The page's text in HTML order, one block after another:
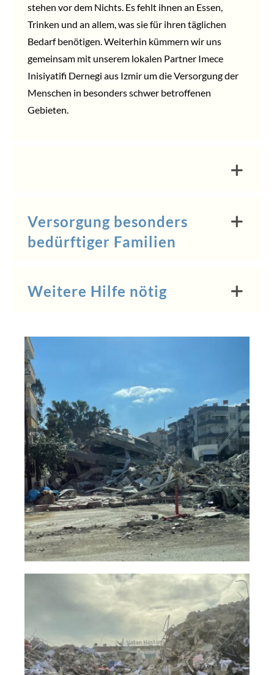
stehen vor dem Nichts. Es fehlt ihnen an Essen,
Trinken und an allem, was sie für ihren täglichen
Bedarf benötigen. Weiterhin kümmern wir uns
gemeinsam mit unserem lokalen Partner Imece
Inisiyatifi Dernegi aus Izmir um die Versorgung der
Menschen in besonders schwer betroffenen
Gebieten.
Versorgung besonders
bedürftiger Familien
Weitere Hilfe nötig